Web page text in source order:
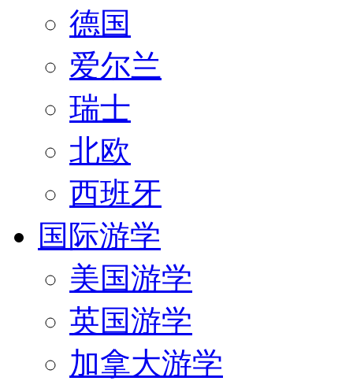
德国
爱尔兰
瑞士
北欧
西班牙
国际游学
美国游学
英国游学
加拿大游学